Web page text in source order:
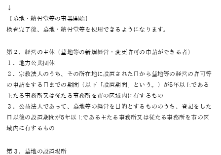
↓
【墓地・納骨堂等の事業開始】
検査完了後、墓地・納骨堂等を使用できるようになります。
第２．経営の主体（墓地等の新規経営・変更許可の申請ができる者）
１．地方公共団体
２．宗教法人のうち、その所在地に設置された日から墓地等の経営の許可等
の申請をする日までの期間（以下「設置期間」という。）が5年以上である
主たる事務所又は従たる事務所を市の区域内に有するもの
３．公益法人であって、墓地等の経営を目的とするもののうち、登記をした
日以後の設置期間が5年以上である主たる事務所又は従たる事務所を市の区
域内に有するもの
第３．墓地の設置場所